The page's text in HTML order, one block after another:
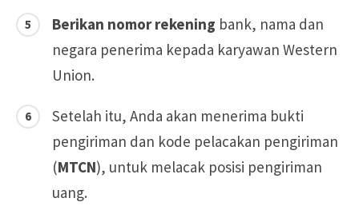
Berikan nomor rekening bank, nama dan
negara penerima kepada karyawan Western
Union.
Setelah itu, Anda akan menerima bukti
pengiriman dan kode pelacakan pengiriman
(MTCN), untuk melacak posisi pengiriman
uang.